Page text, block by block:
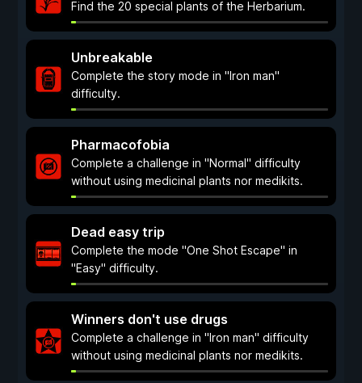
Find the 20 special plants of the Herbarium.
Unbreakable
Complete the story mode in "Iron man"
difficulty.
Pharmacofobia
Complete a challenge in "Normal" difficulty
without using medicinal plants nor medikits.
Dead easy trip
Complete the mode "One Shot Escape" in
"Easy" difficulty.
Winners don't use drugs
Complete a challenge in "Iron man" difficulty
without using medicinal plants nor medikits.